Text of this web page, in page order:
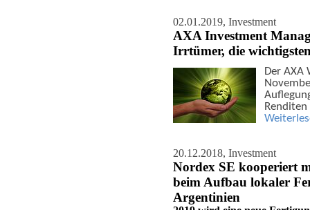
02.01.2019, Investment
AXA Investment
Irrtümer, die
Der AXA
20.12.2018, Investment
Nordex SE kooperiert
beim Aufbau lokaler
Argentinien